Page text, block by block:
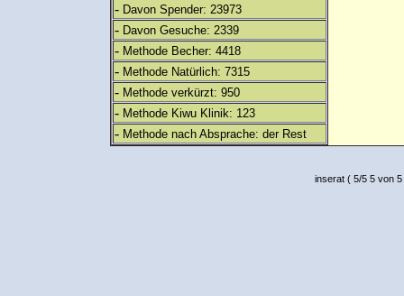
- Davon Spender: 23973
- Davon Gesuche: 2339
- Methode Becher: 4418
- Methode Natürlich: 7315
- Methode verkürzt: 950
- Methode Kiwu Klinik: 123
- Methode nach Absprache: der Rest
inserat( 5/5 5 von 5